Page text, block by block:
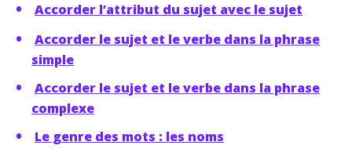
Accorder l’attribut du sujet avec le sujet
Accorder le sujet et le verbe dans la phrase
simple
Accorder le sujet et le verbe dans la phrase
complexe
Le genre des mots : les noms